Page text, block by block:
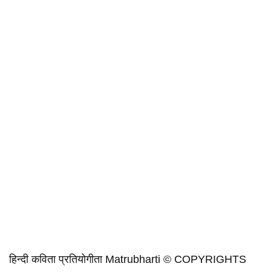
हिन्दी कविता प्रतियोगीता Matrubharti © COPYRIGHTS